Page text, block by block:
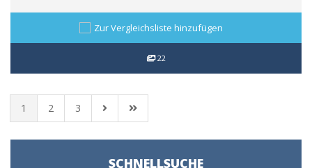
Zur Vergleichsliste hinzufügen
22
1 2 3
SCHNELLSUCHE